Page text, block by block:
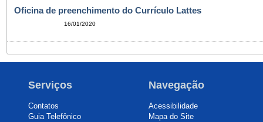
Oficina de preenchimento do Currículo Lattes
16/01/2020
Serviços
Contatos
Guia Telefônico
Navegação
Acessibilidade
Mapa do Site